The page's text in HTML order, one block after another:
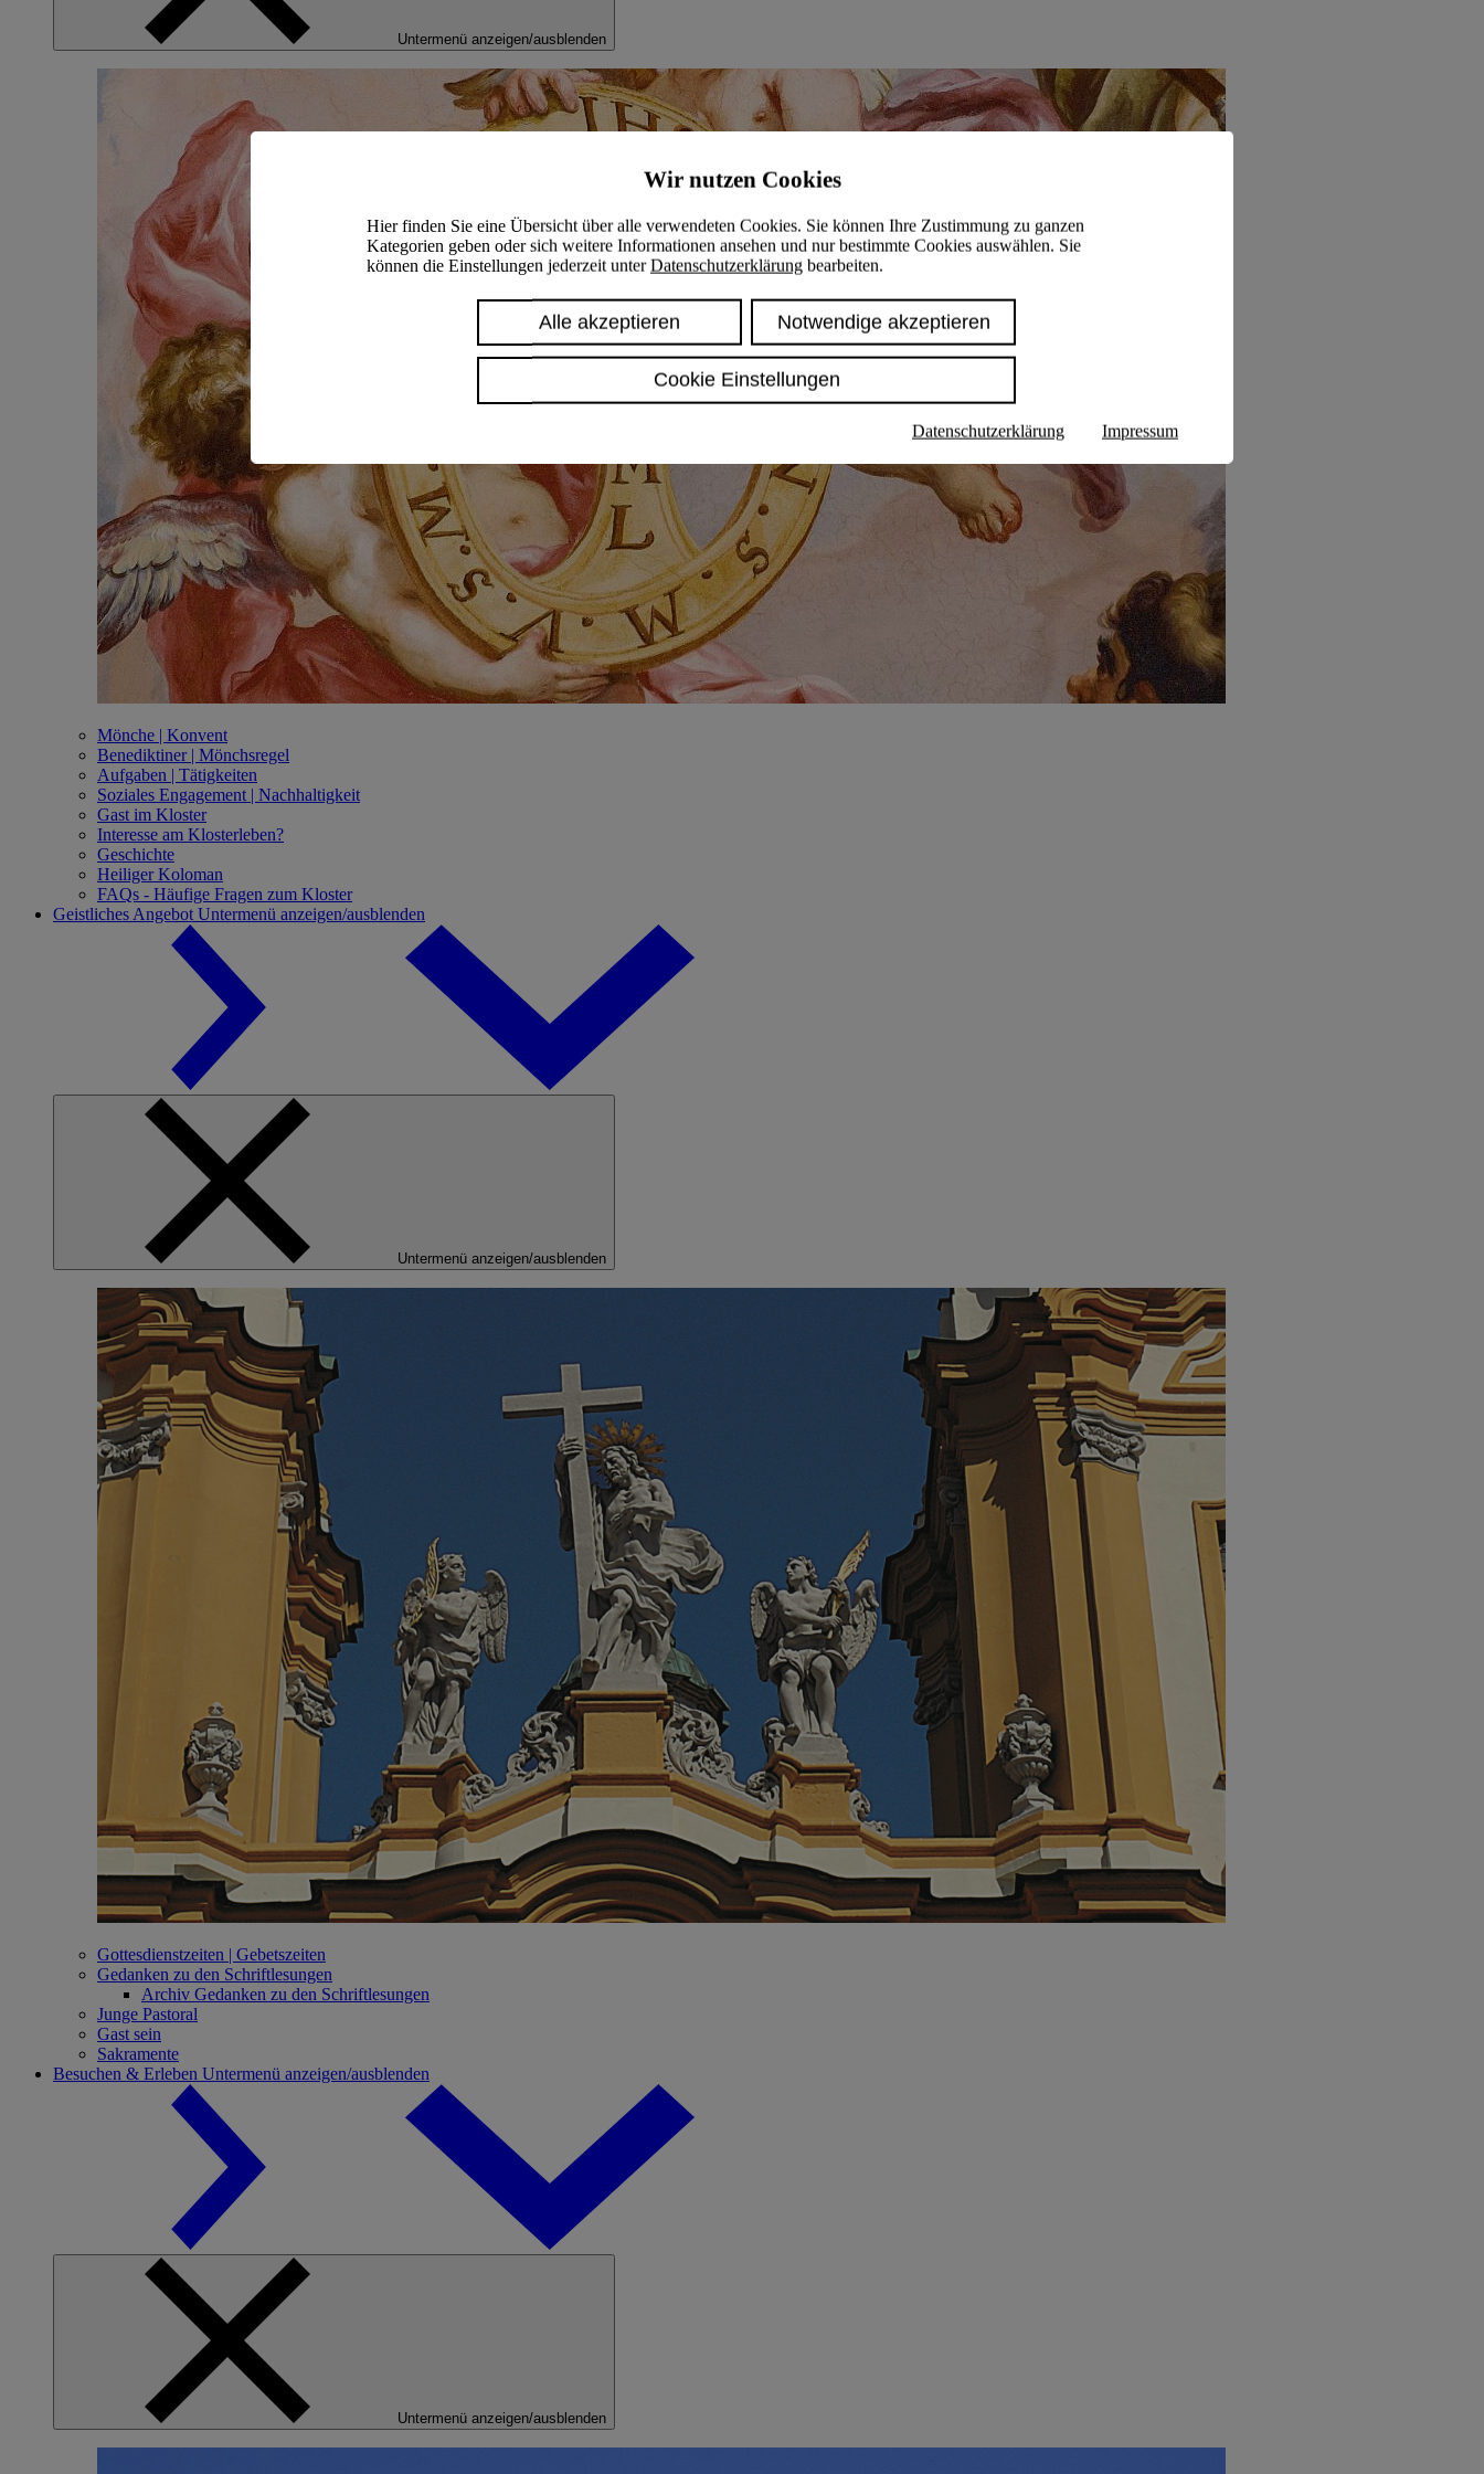
Wir nutzen Cookies
Hier finden Sie eine Übersicht über alle verwendeten Cookies. Sie können Ihre Zustimmung zu ganzen
Kategorien geben oder sich weitere Informationen ansehen und nur bestimmte Cookies auswählen. Sie
können die Einstellungen jederzeit unterDatenschutzerklärung bearbeiten.
Alle akzeptieren Notwendige akzeptieren
Cookie Einstellungen
Datenschutzerklärung Impressum
Untermenü anzeigen/ausblenden
Mönche | Konvent
Benediktiner | Mönchsregel
Aufgaben | Tätigkeiten
Soziales Engagement | Nachhaltigkeit
Gast im Kloster
Interesse am Klosterleben?
Geschichte
Heiliger Koloman
FAQs - Häufige Fragen zum Kloster
Geistliches Angebot Untermenü anzeigen/ausblenden
Untermenü anzeigen/ausblenden
Gottesdienstzeiten | Gebetszeiten
Gedanken zu den Schriftlesungen
Archiv Gedanken zu den Schriftlesungen
Junge Pastoral
Gast sein
Sakramente
Besuchen & Erleben Untermenü anzeigen/ausblenden
Untermenü anzeigen/ausblenden